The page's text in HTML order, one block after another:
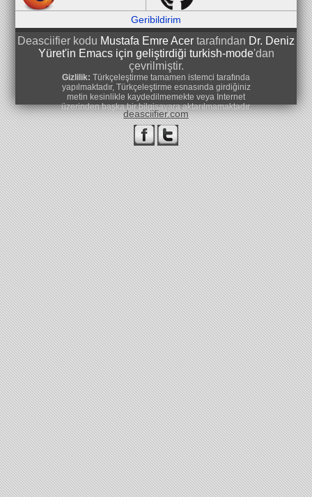
Geribildirim
Deasciifier kodu Mustafa Emre Acer tarafından Dr. Deniz
Yüret'in Emacs için geliştirdiği turkish-mode'dan
çevrilmiştir.
Gizlilik: Türkçeleştirme tamamen istemci tarafında
yapılmaktadır, Türkçeleştirme esnasında girdiğiniz
metin kesinlikle kaydedilmemekte veya Internet
üzerinden başka bir bilgisayara aktarılmamaktadır.
deasciifier.com